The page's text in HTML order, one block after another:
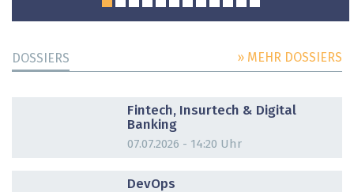
DOSSIERS » MEHR DOSSIERS
Fintech, Insurtech & Digital
Banking
07.07.2026 - 14:20 Uhr
DevOps